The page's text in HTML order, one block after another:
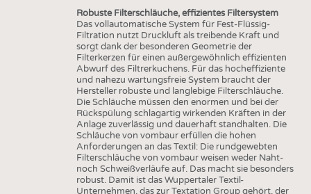
Robuste Filterschläuche, effizientes Filtersystem
Das vollautomatische System für Fest-Flüssig-
Filtration nutzt Druckluft als treibende Kraft und
sorgt dank der besonderen Geometrie der
Filterkerzen für einen außergewöhnlich effizienten
Abwurf des Filtrerkuchens. Für das hocheffiziente
und nahezu wartungsfreie System braucht der
Hersteller robuste und langlebige Filterschläuche.
Die Schläuche müssen den enormen und bei der
Rückspülung schlagartig wirkenden Kräften in der
Anlage zuverlässig und dauerhaft standhalten. Die
Schläuche von vombaur erfüllen die hohen
Anforderungen an das Textil: Die rundgewebten
Filterschläuche von vombaur weisen weder Naht-
noch Schweißverläufe auf. Das macht sie besonders
robust. Damit ist das Wuppertaler Textil-
Unternehmen, das zur Textation Group gehört, der